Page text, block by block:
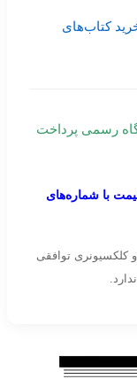
کتاب‌های
رسمی پرداخت
با شماره‌های
کلکسیونری توافقی